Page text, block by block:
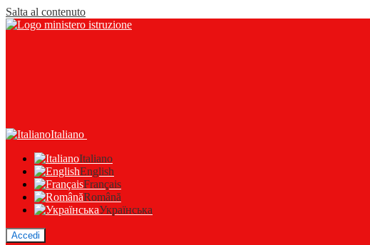
Salta al contenuto
Italiano
Italiano
English
Français
Română
Українська
Accedi